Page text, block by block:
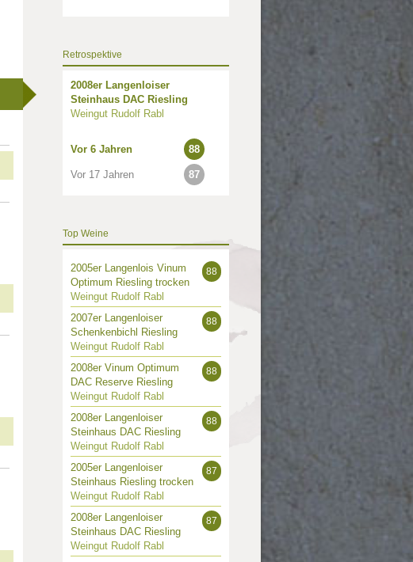
Retrospektive
2008er Langenloiser
Steinhaus DAC Riesling
Weingut Rudolf Rabl
Vor 6 Jahren 88
Vor 17 Jahren 87
Top Weine
88
2005er Langenlois Vinum
Optimum Riesling trocken
Weingut Rudolf Rabl
88
2007er Langenloiser
Schenkenbichl Riesling
Weingut Rudolf Rabl
88
2008er Vinum Optimum
DAC Reserve Riesling
Weingut Rudolf Rabl
88
2008er Langenloiser
Steinhaus DAC Riesling
Weingut Rudolf Rabl
87
2005er Langenloiser
Steinhaus Riesling trocken
Weingut Rudolf Rabl
87
2008er Langenloiser
Steinhaus DAC Riesling
Weingut Rudolf Rabl